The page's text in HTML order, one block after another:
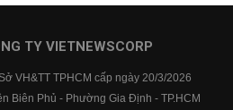
TY VIETNEWSCORP
VH&TT TPHCM cấp ngày 20/3/2026
Biên Phủ - Phường Gia Định - TP.HCM